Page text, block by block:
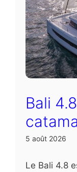
Bali
5 août 2026
Le Bali 4.8